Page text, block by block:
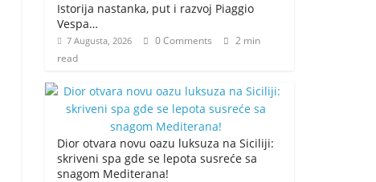
Istorija nastanka, put i razvoj Piaggio
Vespa…
7 Augusta, 2026 0 Comments
2 min
read
Dior otvara novu oazu luksuza na Siciliji:
skriveni spa gde se lepota susreće sa
snagom Mediterana!